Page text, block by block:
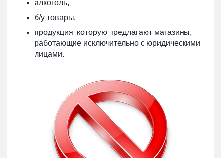
алкоголь,
б/у товары,
продукция, которую предлагают магазины,
работающие исключительно с юридическими
лицами.